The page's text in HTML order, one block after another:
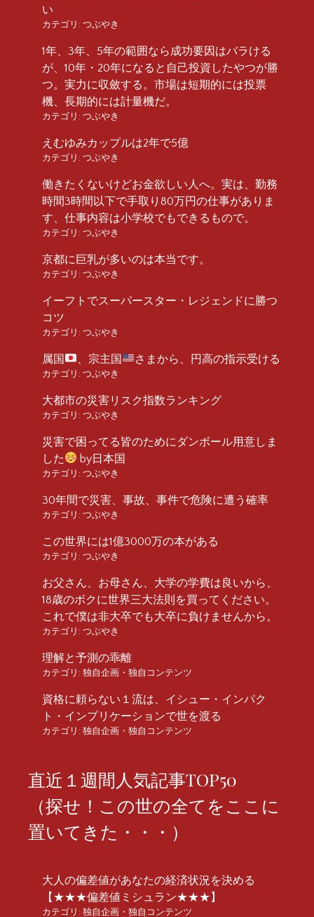
い
カテゴリ: つぶやき
1年、3年、5年の範囲なら成功要因はバラける
が、10年・20年になると自己投資したやつが勝
つ。実力に収斂する。市場は短期的には投票
機、長期的には計量機だ。
カテゴリ: つぶやき
えむゆみカップルは2年で5億
カテゴリ: つぶやき
働きたくないけどお金欲しい人へ。実は、勤務
時間3時間以下で手取り80万円の仕事がありま
す、仕事内容は小学校でもできるもので。
カテゴリ: つぶやき
京都に巨乳が多いのは本当です。
カテゴリ: つぶやき
イーフトでスーパースター・レジェンドに勝つ
コツ
カテゴリ: つぶやき
属国 、宗主国 さまから、円高の指示受ける
カテゴリ: つぶやき
大都市の災害リスク指数ランキング
カテゴリ: つぶやき
災害で困ってる皆のためにダンボール用意しま
した
by日本国
カテゴリ: つぶやき
30年間で災害、事故、事件で危険に遭う確率
カテゴリ: つぶやき
この世界には1億3000万の本がある
カテゴリ: つぶやき
お父さん、お母さん、大学の学費は良いから、
18歳のボクに世界三大法則を買ってください。
これで僕は非大卒でも大卒に負けませんから。
カテゴリ: つぶやき
理解と予測の乖離
カテゴリ: 独自企画・独自コンテンツ
資格に頼らない１流は、イシュー・インパク
ト・インプリケーションで世を渡る
カテゴリ: 独自企画・独自コンテンツ
直近１週間人気記事TOP50
（探せ！この世の全てをここに
置いてきた・・・）
大人の偏差値があなたの経済状況を決める
【★★★偏差値ミシュラン★★★】
カテゴリ: 独自企画・独自コンテンツ